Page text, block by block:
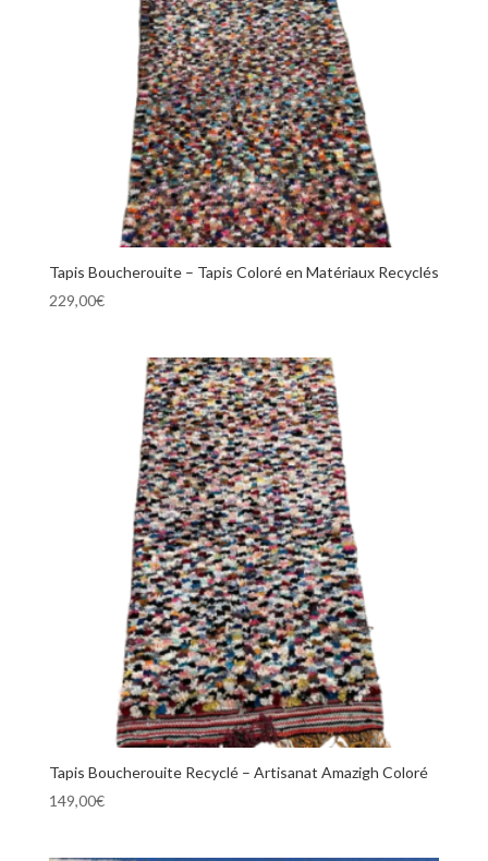
Tapis Boucherouite – Tapis Coloré en Matériaux Recyclés
229,00€
Tapis Boucherouite Recyclé – Artisanat Amazigh Coloré
149,00€